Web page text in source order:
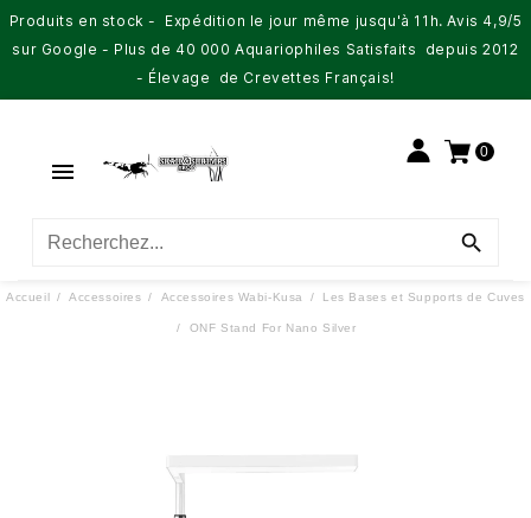
Produits en stock - Expédition le jour même jusqu'à 11h. Avis 4,9/5
sur Google - Plus de 40 000 Aquariophiles Satisfaits depuis 2012
- Élevage de Crevettes Français!

0

Accueil Accessoires Accessoires Wabi-Kusa Les Bases et Supports de Cuves
ONF Stand For Nano Silver